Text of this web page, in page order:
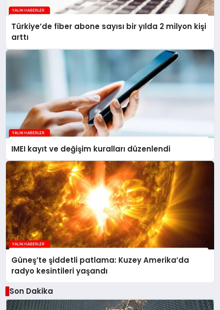
Türkiye’de fiber abone sayısı bir yılda 2 milyon kişi
arttı
IMEI kayıt ve değişim kuralları düzenlendi
Güneş’te şiddetli patlama: Kuzey Amerika’da
radyo kesintileri yaşandı
Son Dakika